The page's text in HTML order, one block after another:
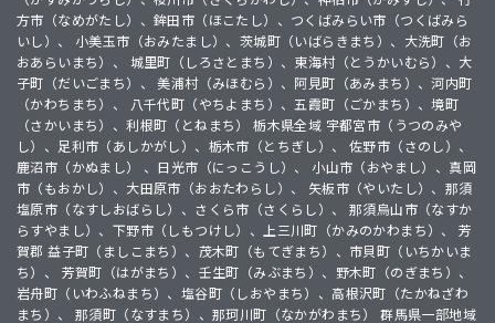
方市（なめがたし）、鉾田市（ほこたし）、つくばみらい市（つくばみら
いし）、 小美玉市（おみたまし）、茨城町（いばらきまち）、大洗町（お
おあらいまち）、 城里町（しろさとまち）、東海村（とうかいむら）、大
子町（だいごまち）、 美浦村（みほむら）、阿見町（あみまち）、河内町
（かわちまち）、 八千代町（やちよまち）、五霞町（ごかまち）、境町
（さかいまち）、利根町（とねまち） 栃木県全域 宇都宮市（うつのみや
し）、足利市（あしかがし）、栃木市（とちぎし）、 佐野市（さのし）、
鹿沼市（かぬまし） 、日光市（にっこうし）、 小山市（おやまし）、真岡
市（もおかし）、大田原市（おおたわらし）、 矢板市（やいたし）、那須
塩原市（なすしおばらし）、さくら市（さくらし）、 那須烏山市（なすか
らすやまし）、下野市（しもつけし）、上三川町（かみのかわまち）、 芳
賀郡 益子町（ましこまち）、茂木町（もてぎまち）、市貝町（いちかいま
ち）、 芳賀町（はがまち）、壬生町（みぶまち）、野木町（のぎまち）、
岩舟町（いわふねまち）、塩谷町（しおやまち）、高根沢町（たかねざわ
まち）、 那須町（なすまち）、那珂川町（なかがわまち） 群馬県一部地域